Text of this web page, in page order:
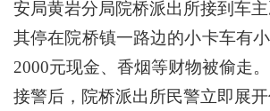
安局黄岩分局院桥派出所接到车
其停在院桥镇一路边的小卡车有
2000元现金、香烟等财物被偷走。
接警后，院桥派出所民警立即展